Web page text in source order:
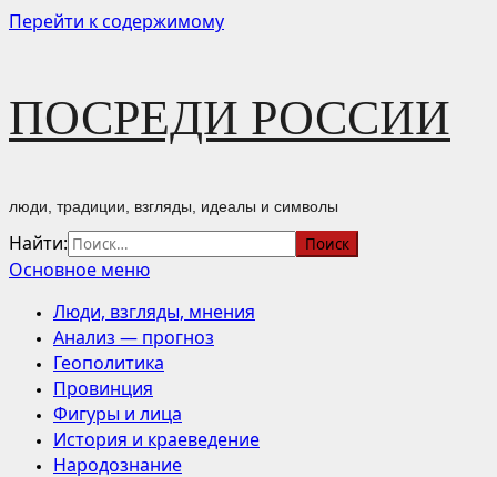
Перейти к содержимому
ПОСРЕДИ РОССИИ
люди, традиции, взгляды, идеалы и символы
Найти:
Основное меню
Люди, взгляды, мнения
Анализ — прогноз
Геополитика
Провинция
Фигуры и лица
История и краеведение
Народознание